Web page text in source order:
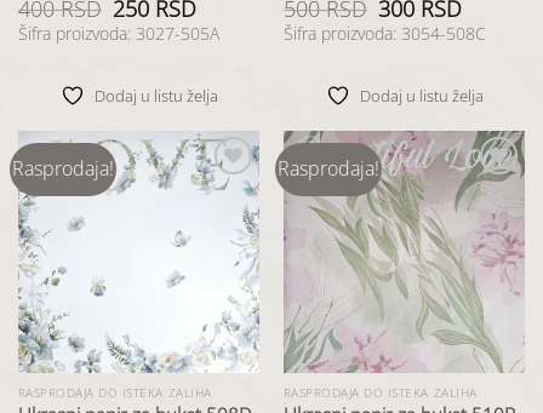
400RSD Originalna
cena
je
250 RSDTrenutna
je:
Šifra proizvoda: 3027-505A
Dodaj u listu želja
500RSD Originalna
cena
je
300 RSDTrenutna
je:
Šifra proizvoda: 3054-508C
Dodaj u listu želja
Rasprodaja!
Dodaj
u listu
želja
RASPRODAJA DO ISTEKA ZALIHA
Rasprodaja!
Dodaj
u listu
želja
RASPRODAJA DO ISTEKA ZALIHA